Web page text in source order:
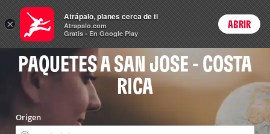
Vuelo+Hotel Login
PAQUETES A SAN JOSE - COSTA
RICA
Origen
×
Atrápalo, planes cerca de ti
Atrapalo.com
Gratis - En Google Play
ABRIR